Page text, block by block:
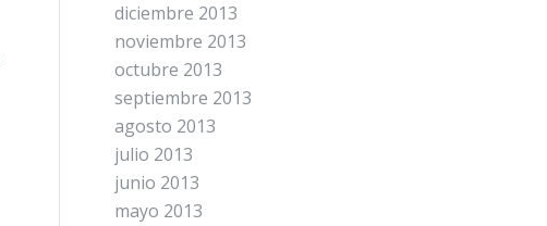
diciembre 2013
noviembre 2013
octubre 2013
septiembre 2013
agosto 2013
julio 2013
junio 2013
mayo 2013